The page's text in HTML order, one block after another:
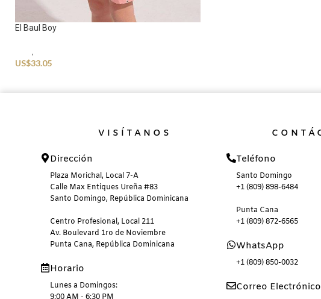
El Baul Boy
,
US$33.05
VISÍTANOS
Dirección
Plaza Morichal, Local 7-A
Calle Max Entiques Ureña #83
Santo Domingo, República Dominicana
Centro Profesional, Local 211
Av. Boulevard 1ro de Noviembre
Punta Cana, República Dominicana
Horario
Lunes a Domingos:
Teléfono
Santo Domingo
+1 (809) 898-6484
Punta Cana
+1 (809) 872-6565
WhatsApp
+1 (809) 850-0032
Correo Electrónico